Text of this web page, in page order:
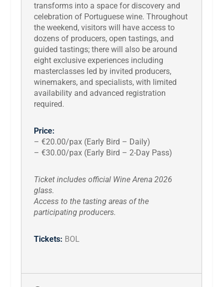
transforms into a space for discovery and
celebration of Portuguese wine. Throughout
the weekend, visitors will have access to
dozens of producers, open tastings, and
guided tastings; there will also be around
eight exclusive experiences including
masterclasses led by invited producers,
winemakers, and specialists, with limited
availability and advanced registration
required.
Price:
– €20.00/pax (Early Bird – Daily)
– €30.00/pax (Early Bird – 2-Day Pass)
Ticket includes official Wine Arena 2026
glass.
Access to the tasting areas of the
participating producers.
Tickets: BOL